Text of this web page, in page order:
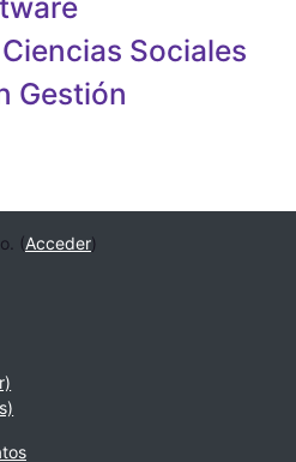
Sociales
Gestión
(Acceder)